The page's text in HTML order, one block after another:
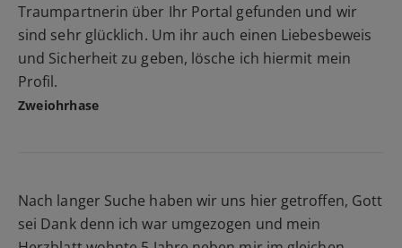
Traumpartnerin über Ihr Portal gefunden und wir
sind sehr glücklich. Um ihr auch einen Liebesbeweis
und Sicherheit zu geben, lösche ich hiermit mein
Profil.
Zweiohrhase
Nach langer Suche haben wir uns hier getroffen, Gott
sei Dank denn ich war umgezogen und mein